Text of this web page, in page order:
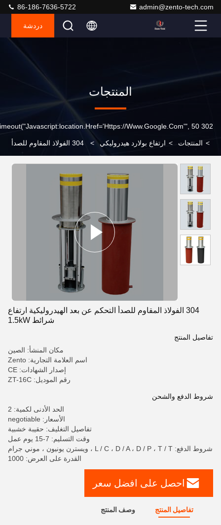
admin@zento-tech.com
86-186-7636-5722
دردشة
المنتجات
302 SetTimeout("javascript:location.href='https://www.google.com'", 50);
> المنتجات > ارتفاع بولارد هيدروليكي > 304 الفولاذ المقاوم للصدأ
304 الفولاذ المقاوم للصدأ التحكم عن بعد الهيدروليكية ارتفاع
شرائط 1.5kW
تفاصيل المنتج
مكان المنشأ: الصين
اسم العلامة التجارية: Zento
إصدار الشهادات: CE
رقم الموديل: ZT-16C
شروط الدفع والشحن
الحد الأدنى لكمية: 2
الأسعار: negotiable
تفاصيل التغليف: حقيبة خشبية
وقت التسليم: 7-15 يوم عمل
شروط الدفع: L / C ، D / A ، D / P ، T / T ، ويسترن يونيون ، موني جرام
القدرة على العرض: 1000
احصل على افضل سعر
تفاصيل المنتج وصف المنتج